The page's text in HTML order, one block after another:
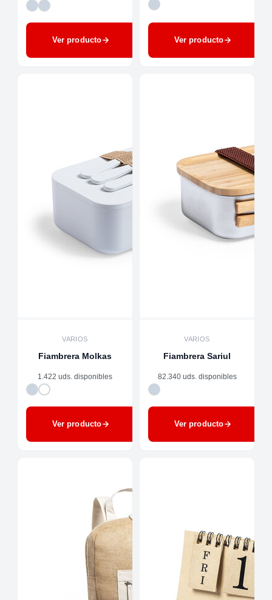
Ver producto Ver producto
VARIOS
Fiambrera Molkas
1.422 uds. disponibles
Ver producto
VARIOS
Fiambrera Sariul
82.340 uds. disponibles
Ver producto